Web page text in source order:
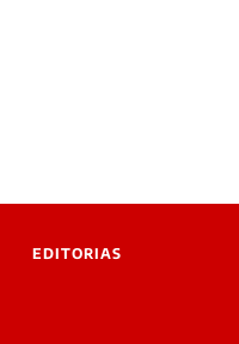
EDITORIAS